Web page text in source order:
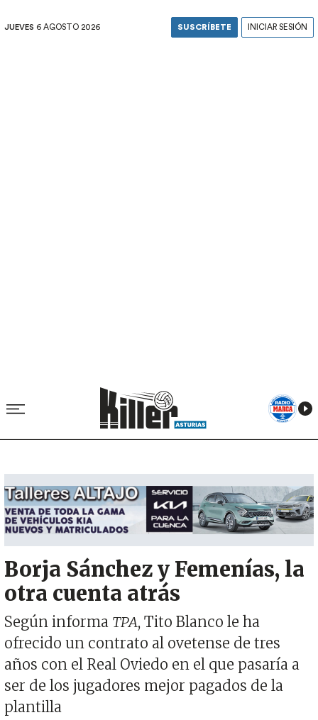
JUEVES 6 AGOSTO 2026 SUSCRÍBETE INICIAR SESIÓN
Borja Sánchez y Femenías, la
otra cuenta atrás
Según informa TPA, Tito Blanco le ha
ofrecido un contrato al ovetense de tres
años con el Real Oviedo en el que pasaría a
ser de los jugadores mejor pagados de la
plantilla